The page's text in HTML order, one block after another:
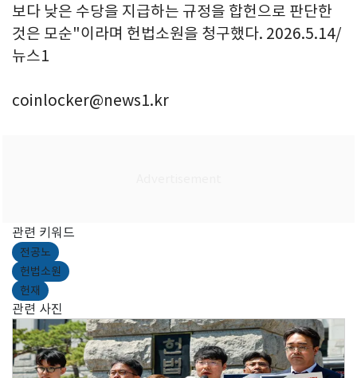
보다 낮은 수당을 지급하는 규정을 합헌으로 판단한
것은 모순"이라며 헌법소원을 청구했다. 2026.5.14/
뉴스1
coinlocker@news1.kr
관련 키워드
전공노
헌법소원
헌재
관련 사진